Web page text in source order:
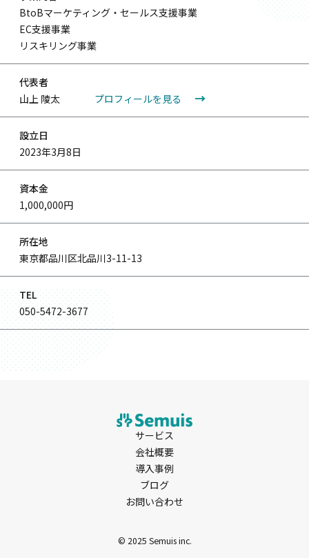
BtoBマーケティング・セールス支援事業
EC支援事業
リスキリング事業
代表者
山上 陵太
プロフィールを見る
設立日
2023年3月8日
資本金
1,000,000円
所在地
東京都品川区北品川3-11-13
TEL
050-5472-3677
サービス
会社概要
導入事例
ブログ
お問い合わせ
© 2025 Semuis inc.